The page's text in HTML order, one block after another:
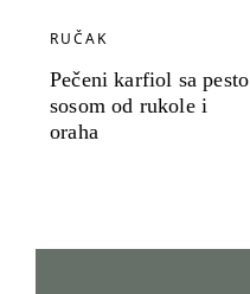
RUČAK
Pečeni karfiol sa pesto
sosom od rukole i
oraha